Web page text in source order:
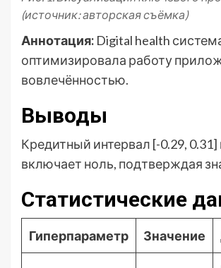
(источник: авторская съёмка)
Аннотация: Digital health
оптимизировала работу
вовлечённостью.
Выводы
Кредитный интервал [-0.29, 0.31]
включает ноль, подтверждая
Статистические
Гиперпараметр Значение